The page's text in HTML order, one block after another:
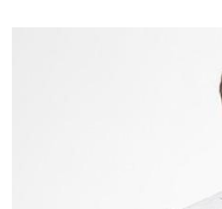
健康